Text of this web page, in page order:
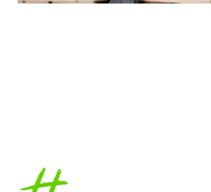
Accueil